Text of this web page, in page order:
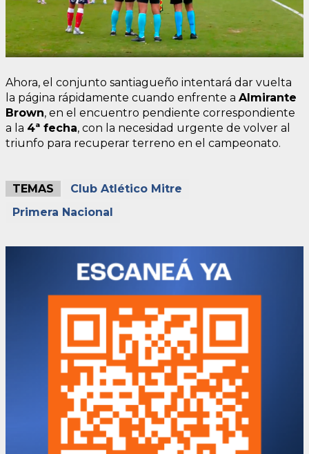
Ahora, el conjunto santiagueño intentará dar vuelta
la página rápidamente cuando enfrente a Almirante
Brown, en el encuentro pendiente correspondiente
a la 4ª fecha, con la necesidad urgente de volver al
triunfo para recuperar terreno en el campeonato.
TEMAS
Club Atlético Mitre
Primera Nacional